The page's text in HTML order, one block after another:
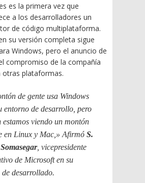
es la primera vez que
a los desarrolladores un
de código multiplataforma.
su versión completa sigue
Windows, pero el anuncio de
compromiso de la compañía
otras plataformas.
de gente usa Windows
entorno de desarrollo, pero
estamos viendo un montón
en Linux y Mac,» AfirmóS.
Somasegar, vicepresidente
de Microsoft en su
desarrollado.